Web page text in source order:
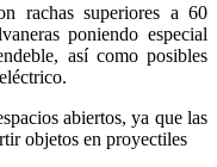
rachas superiores a 60
poniendo especial
así como posibles
abiertos, ya que las
objetos en proyectiles